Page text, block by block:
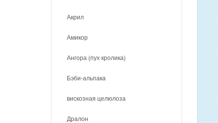
Акрил
Амикор
Ангора (пух кролика)
Бэби-альпака
вискозная целюлоза
Дралон